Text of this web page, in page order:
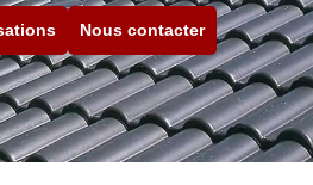
Nous contacter